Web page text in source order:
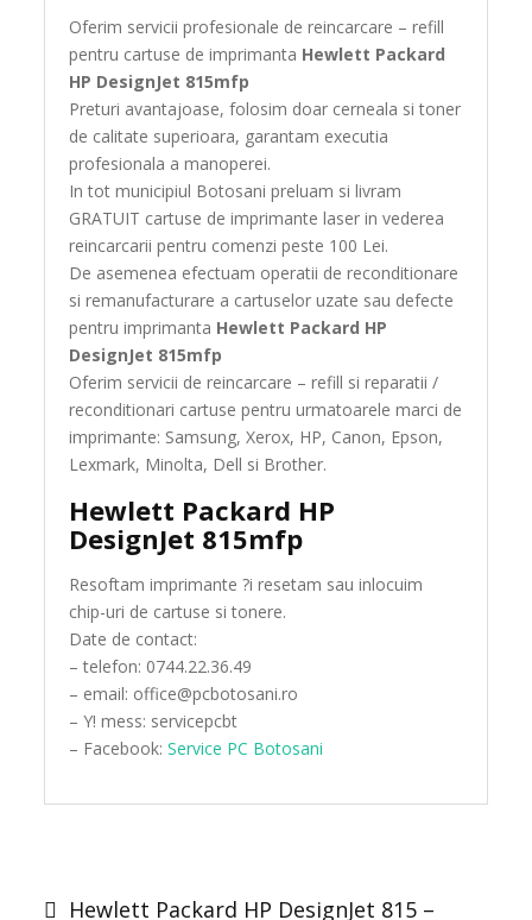
Oferim servicii profesionale de reincarcare – refill
pentru cartuse de imprimanta Hewlett Packard
HP DesignJet 815mfp
Preturi avantajoase, folosim doar cerneala si toner
de calitate superioara, garantam executia
profesionala a manoperei.
In tot municipiul Botosani preluam si livram
GRATUIT cartuse de imprimante laser in vederea
reincarcarii pentru comenzi peste 100 Lei.
De asemenea efectuam operatii de reconditionare
si remanufacturare a cartuselor uzate sau defecte
pentru imprimanta Hewlett Packard HP
DesignJet 815mfp
Oferim servicii de reincarcare – refill si reparatii /
reconditionari cartuse pentru urmatoarele marci de
imprimante: Samsung, Xerox, HP, Canon, Epson,
Lexmark, Minolta, Dell si Brother.
Hewlett Packard HP
DesignJet 815mfp
Resoftam imprimante ?i resetam sau inlocuim
chip-uri de cartuse si tonere.
Date de contact:
– telefon: 0744.22.36.49
– email: office@pcbotosani.ro
– Y! mess: servicepcbt
– Facebook:Service PC Botosani
navigation
Hewlett Packard HP DesignJet 815 –